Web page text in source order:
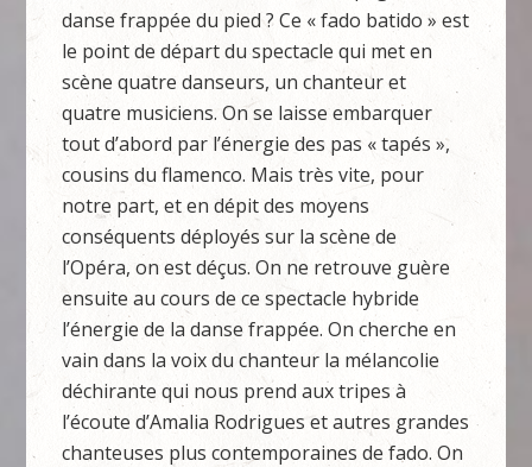
danse frappée du pied ? Ce « fado batido » est
le point de départ du spectacle qui met en
scène quatre danseurs, un chanteur et
quatre musiciens. On se laisse embarquer
tout d’abord par l’énergie des pas « tapés »,
cousins du flamenco. Mais très vite, pour
notre part, et en dépit des moyens
conséquents déployés sur la scène de
l’Opéra, on est déçus. On ne retrouve guère
ensuite au cours de ce spectacle hybride
l’énergie de la danse frappée. On cherche en
vain dans la voix du chanteur la mélancolie
déchirante qui nous prend aux tripes à
l’écoute d’Amalia Rodrigues et autres grandes
chanteuses plus contemporaines de fado. On